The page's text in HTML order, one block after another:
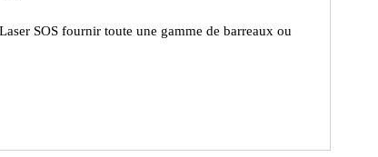
SOS fournir toute une gamme de barreaux ou